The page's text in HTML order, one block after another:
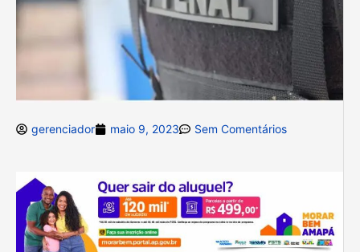
gerenciador maio 9, 2023 Sem Comentários